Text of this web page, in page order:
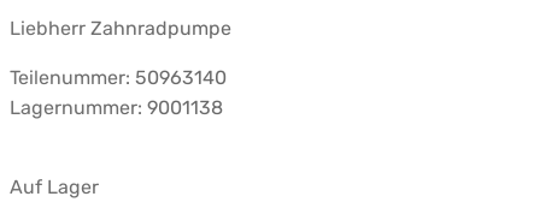
Liebherr Zahnradpumpe
Teilenummer: 50963140
Lagernummer: 9001138
Auf Lager